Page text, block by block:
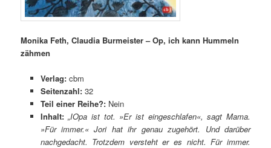
Monika Feth, Claudia Burmeister – Op, ich kann Hummeln
zähmen
Verlag: cbm
Seitenzahl:32
Teil einer Reihe?:Nein
Inhalt:„IOpa ist tot. »Er ist eingeschlafen«, sagt Mama.
»Für immer.« Jori hat ihr genau zugehört. Und darüber
nachgedacht. Trotzdem versteht er es nicht. Für immer.